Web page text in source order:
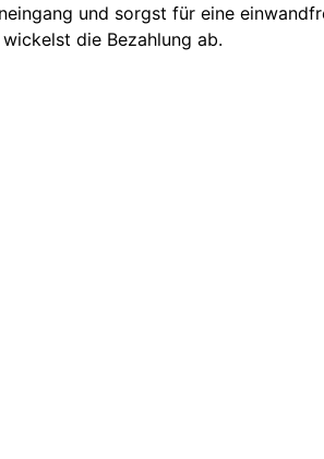
und sorgst für eine
die Bezahlung ab.